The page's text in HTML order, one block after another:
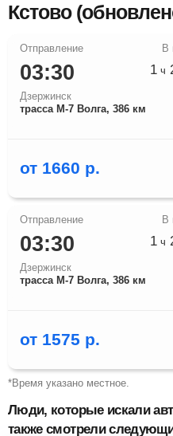
Кстово
03:30
Дзержинск
трасса М-7 Волга, 386 км
1 ч
от 1660 р.
03:30
Дзержинск
трасса М-7 Волга, 386 км
1 ч
от 1575 р.
*Время указано местное.
Люди, которые искали
также смотрели